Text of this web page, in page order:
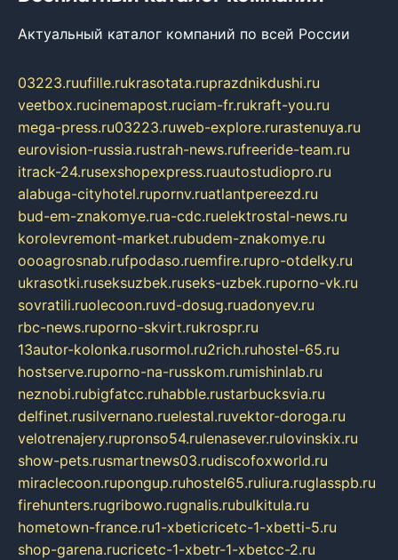
Актуальный каталог компаний по всей России
03223.ruufille.rukrasotata.ruprazdnikdushi.ru
veetbox.rucinemapost.ruciam-fr.rukraft-you.ru
mega-press.ru03223.ruweb-explore.rurastenuya.ru
eurovision-russia.rustrah-news.rufreeride-team.ru
itrack-24.rusexshopexpress.ruautostudiopro.ru
alabuga-cityhotel.rupornv.ruatlantpereezd.ru
bud-em-znakomye.rua-cdc.ruelektrostal-news.ru
korolevremont-market.rubudem-znakomye.ru
oooagrosnab.rufpodaso.ruemfire.rupro-otdelky.ru
ukrasotki.ruseksuzbek.ruseks-uzbek.ruporno-vk.ru
sovratili.ruolecoon.ruvd-dosug.ruadonyev.ru
rbc-news.ruporno-skvirt.rukrospr.ru
13autor-kolonka.rusormol.ru2rich.ruhostel-65.ru
hostserve.ruporno-na-russkom.rumishinlab.ru
neznobi.rubigfatcc.ruhabble.rustarbucksvia.ru
delfinet.rusilvernano.ruelestal.ruvektor-doroga.ru
velotrenajery.rupronso54.rulenasever.rulovinskix.ru
show-pets.rusmartnews03.rudiscofoxworld.ru
miraclecoon.rupongup.ruhostel65.ruliura.ruglasspb.ru
firehunters.rugribowo.rugnalis.rubulkitula.ru
hometown-france.ru1-xbeticricetc-1-xbetti-5.ru
shop-garena.rucricetc-1-xbetr-1-xbetcc-2.ru